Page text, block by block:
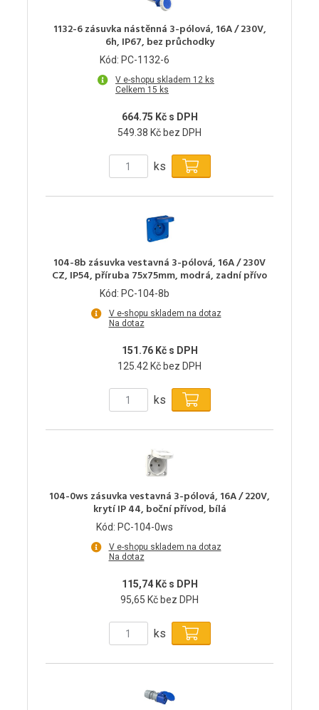
1132-6 zásuvka nástěnná 3-pólová, 16A / 230V,
6h, IP67, bez průchodky
Kód: PC-1132-6
V e-shopu skladem 12 ks
Celkem 15 ks
664.75 Kč s DPH
549.38 Kč bez DPH
ks
104-8b zásuvka vestavná 3-pólová, 16A / 230V
CZ, IP54, příruba 75x75mm, modrá, zadní přívo
Kód: PC-104-8b
V e-shopu skladem na dotaz
Na dotaz
151.76 Kč s DPH
125.42 Kč bez DPH
ks
104-0ws zásuvka vestavná 3-pólová, 16A / 220V,
krytí IP 44, boční přívod, bílá
Kód: PC-104-0ws
V e-shopu skladem na dotaz
Na dotaz
115,74 Kč s DPH
95,65 Kč bez DPH
ks